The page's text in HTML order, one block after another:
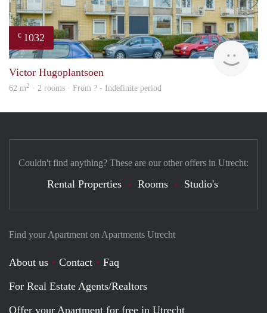
€ 1032
Victor Hugoplantsoen
62 m2 · 2 rooms · From ? - Indefinite period
Find your Apartment on Apartments Utrecht
About us Contact
Faq
For Real Estate Agents/Realtors
Offer your Apartment for free in Utrecht
Couldn't find anything? These are our other offers in Utrecht:
Rental Properties Rooms Studio's